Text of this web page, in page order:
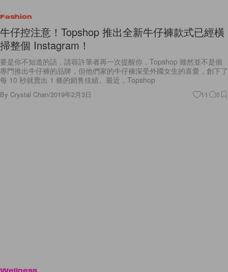
Fashion
牛仔控注意！Topshop 推出全新牛仔褲款式已經橫
掃整個 Instagram！
要是你不知道的話，請容許筆者再一次提醒你，Topshop 雖然並不是個
專門推出牛仔褲的品牌，但他們家的牛仔褲深受外國女生的喜愛，創下了
每 10 秒就賣出 1 條的銷售佳績。最近，Topshop
By Crystal Chan/2019年2月3日 11 0
Wellness